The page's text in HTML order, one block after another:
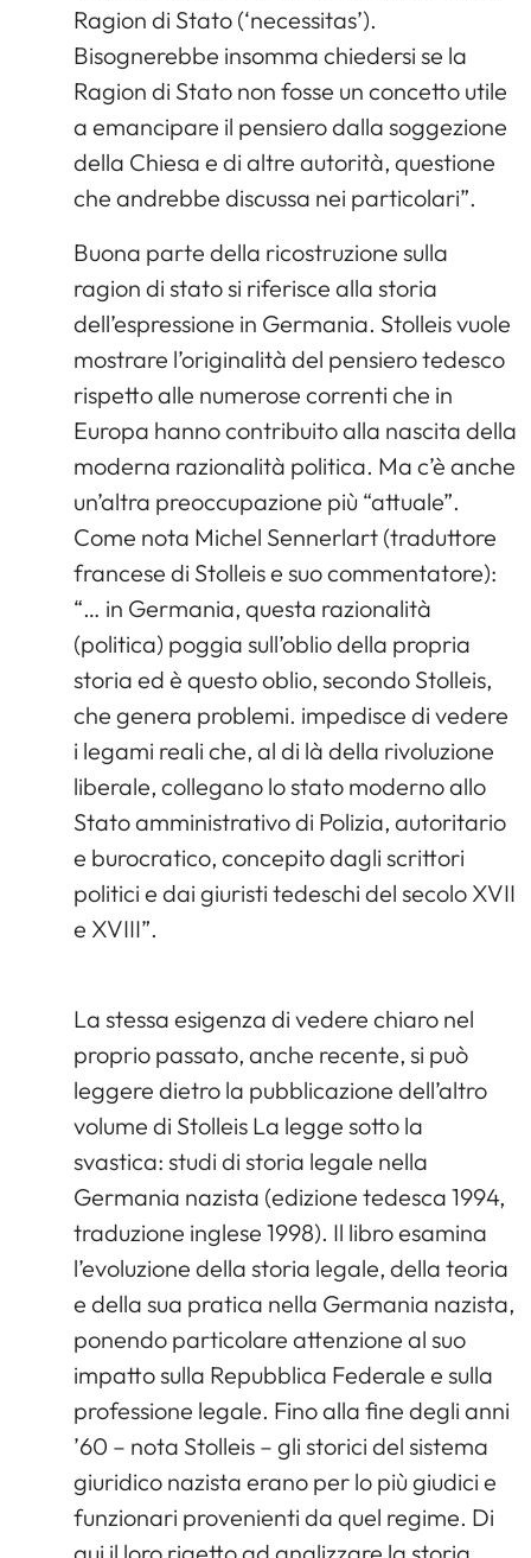
Ragion di Stato (‘necessitas’).
Bisognerebbe insomma chiedersi se la
Ragion di Stato non fosse un concetto utile
a emancipare il pensiero dalla soggezione
della Chiesa e di altre autorità, questione
che andrebbe discussa nei particolari”.
Buona parte della ricostruzione sulla
ragion di stato si riferisce alla storia
dell’espressione in Germania. Stolleis vuole
mostrare l’originalità del pensiero tedesco
rispetto alle numerose correnti che in
Europa hanno contribuito alla nascita della
moderna razionalità politica. Ma c’è anche
un’altra preoccupazione più “attuale”.
Come nota Michel Sennerlart (traduttore
francese di Stolleis e suo commentatore):
“… in Germania, questa razionalità
(politica) poggia sull’oblio della propria
storia ed è questo oblio, secondo Stolleis,
che genera problemi. impedisce di vedere
i legami reali che, al di là della rivoluzione
liberale, collegano lo stato moderno allo
Stato amministrativo di Polizia, autoritario
e burocratico, concepito dagli scrittori
politici e dai giuristi tedeschi del secolo XVII
e XVIII”.
La stessa esigenza di vedere chiaro nel
proprio passato, anche recente, si può
leggere dietro la pubblicazione dell’altro
volume di Stolleis La legge sotto la
svastica: studi di storia legale nella
Germania nazista (edizione tedesca 1994,
traduzione inglese 1998). Il libro esamina
l’evoluzione della storia legale, della teoria
e della sua pratica nella Germania nazista,
ponendo particolare attenzione al suo
impatto sulla Repubblica Federale e sulla
professione legale. Fino alla fine degli anni
’60 – nota Stolleis – gli storici del sistema
giuridico nazista erano per lo più giudici e
funzionari provenienti da quel regime. Di